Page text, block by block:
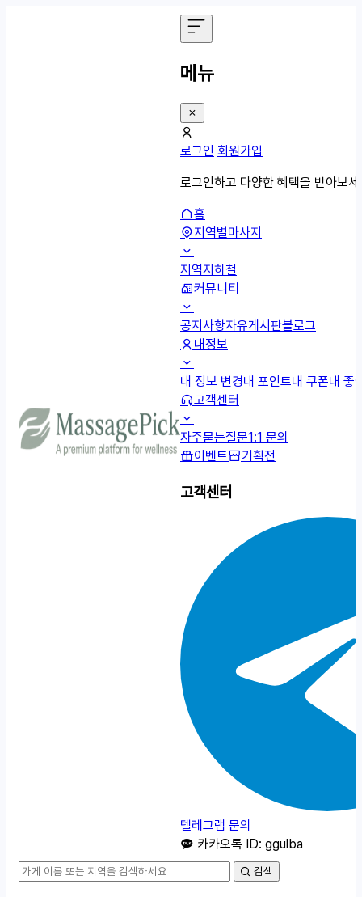
메뉴
로그인 회원가입
로그인하고 다양한 혜택을 받아보
홈
지역별마사지
지역지하철
커뮤니티
공지사항자유게시판블로그
내정보
내 정보 변경내 포인트내 쿠폰내 좋
고객센터
자주묻는질문1:1 문의
이벤트
기획전
고객센터
텔레그램 문의
카카오톡 ID: ggulba
검색